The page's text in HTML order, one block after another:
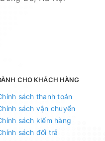
CHO KHÁCH HÀNG
sách thanh toán
sách vận chuyển
sách kiểm hàng
sách đổi trả